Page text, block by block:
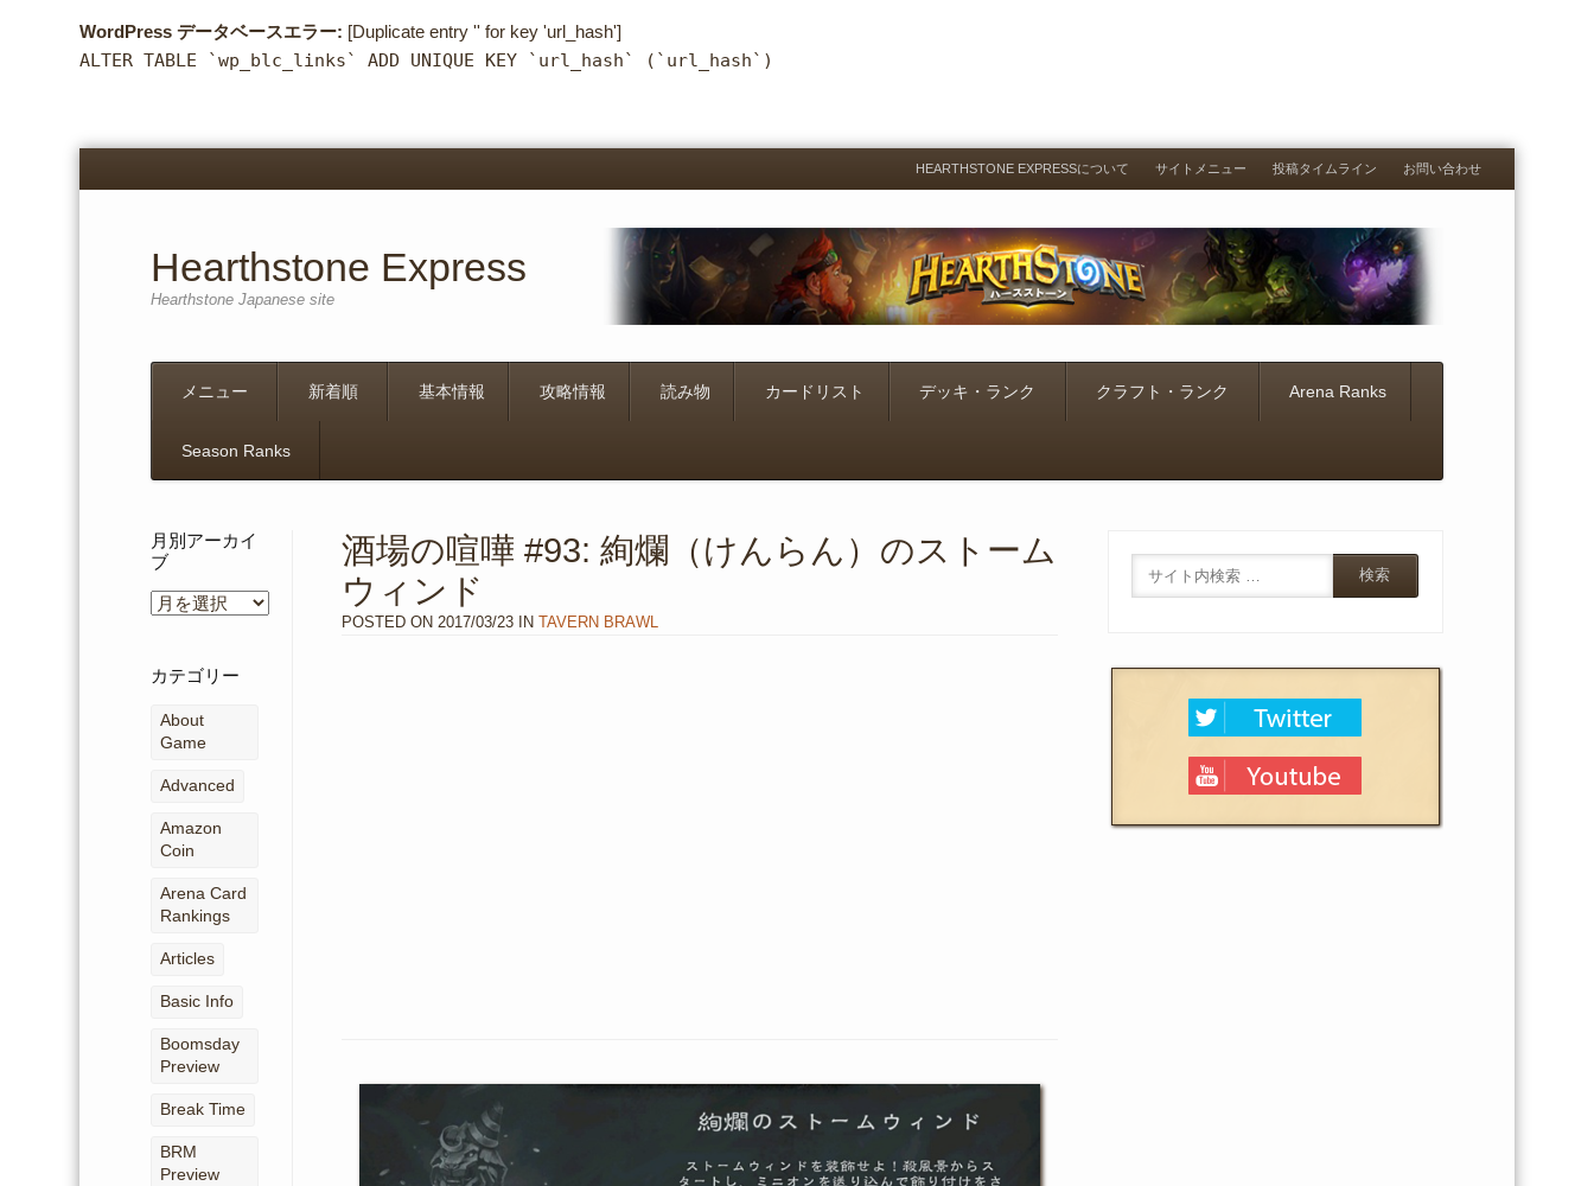
WordPress データベースエラー: [Duplicate entry '' for key 'url_hash']
ALTER TABLE `wp_blc_links` ADD UNIQUE KEY `url_hash` (`url_hash`)
Menu
Skip
to
HEARTHSTONE EXPRESSについて サイトメニュー 投稿タイムライン お問い合わせ
Hearthstone Express
Hearthstone Japanese site
メニュー 新着順 基本情報 攻略情報 読み物 カードリスト デッキ・ランク クラフト・ランク Arena Ranks
Season Ranks
酒場の喧嘩 #93: 絢爛（けんらん）のストーム
ウィンド
POSTED ON 2017/03/23 INTAVERN BRAWL
月別アーカイ
ブ
月
ー
カ
イ
ブ
カテゴリー
About
Game
Advanced
Amazon
Coin
Arena Card
Rankings
Articles
Basic Info
Boomsday
Preview
Break Time
BRM
Preview